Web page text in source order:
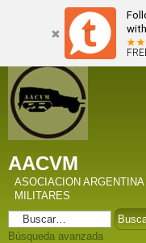
AACVM
ASOCIACION
MILITARES
Búsqueda avanzada